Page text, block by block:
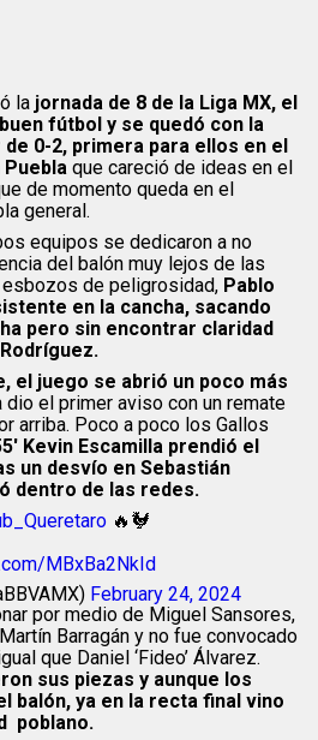
la jornada de 8 de la Liga MX, el
fútbol y se quedó con la
0-2, primera para ellos en el
Puebla que careció de ideas en el
de momento queda en el
general.
equipos se dedicaron a no
del balón muy lejos de las
de peligrosidad, Pablo
en la cancha, sacando
pero sin encontrar claridad
el juego se abrió un poco más
dio el primer aviso con un remate
arriba. Poco a poco los Gallos
Kevin Escamilla prendió el
un desvío en Sebastián
dentro de las redes.
🔥🐓
MBxBa2NkId
February 24, 2024
por medio de Miguel Sansores,
Barragán y no fue convocado
que Daniel ‘Fideo’ Álvarez.
sus piezas y aunque los
balón, ya en la recta final vino
poblano.